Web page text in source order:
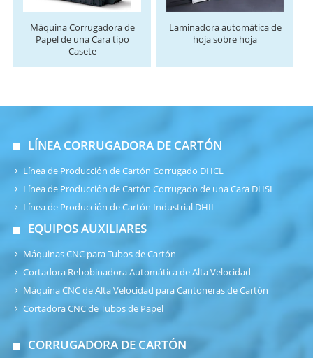
Máquina Corrugadora de
Papel de una Cara tipo
Casete
Laminadora automática de
hoja sobre hoja
LÍNEA CORRUGADORA DE CARTÓN
Línea de Producción de Cartón Corrugado DHCL
Línea de Producción de Cartón Corrugado de una Cara DHSL
Línea de Producción de Cartón Industrial DHIL
EQUIPOS AUXILIARES
Máquinas CNC para Tubos de Cartón
Cortadora Rebobinadora Automática de Alta Velocidad
Máquina CNC de Alta Velocidad para Cantoneras de Cartón
Cortadora CNC de Tubos de Papel
CORRUGADORA DE CARTÓN